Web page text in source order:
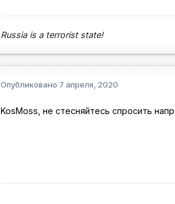
Russia is a terrorist state!
Опубликовано 7 апреля, 2020
KosMoss, не стесняйтесь спросить